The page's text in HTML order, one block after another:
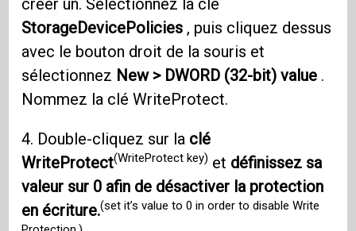
StorageDevicePolicies , puis cliquez dessus
avec le bouton droit de la souris et
sélectionnez New > DWORD (32-bit) value .
Nommez la clé WriteProtect.
4. Double-cliquez sur la clé
WriteProtect(WriteProtect key) et définissez sa
valeur sur 0 afin de désactiver la protection
en écriture.(set it’s value to 0 in order to disable Write